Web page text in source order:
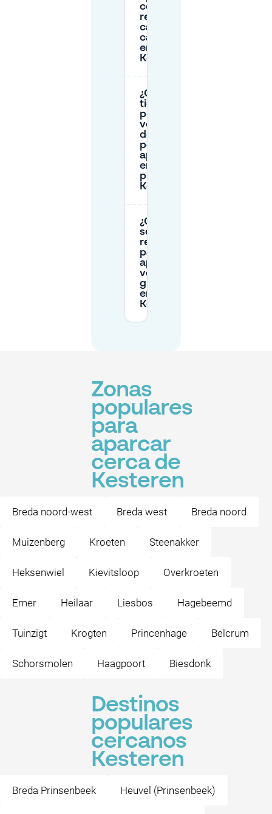
con un
remolque,
camper o
caravana
en
Kesteren?
¿Cuánto
tiempo
puede un
vehículo
defectuoso
permanecer
aparcado
en la vía
pública en
Kesteren?
¿Cuáles
son las
reglas
para
aparcar
vehículos
grandes
en
Kesteren?
Zonas
populares
para
aparcar
cerca de
Kesteren
Breda noord-west Breda west Breda noord
Muizenberg Kroeten Steenakker
Heksenwiel Kievitsloop Overkroeten
Emer Heilaar Liesbos Hagebeemd
Tuinzigt Krogten Princenhage Belcrum
Schorsmolen Haagpoort Biesdonk
Destinos
populares
cercanos
Kesteren
Breda Prinsenbeek Heuvel (Prinsenbeek)